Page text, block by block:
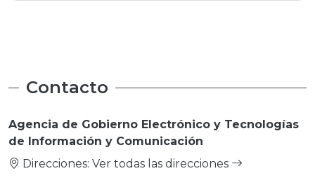
Contacto
Agencia de Gobierno Electrónico y Tecnologías
de Información y Comunicación
Direcciones: Ver todas las direcciones